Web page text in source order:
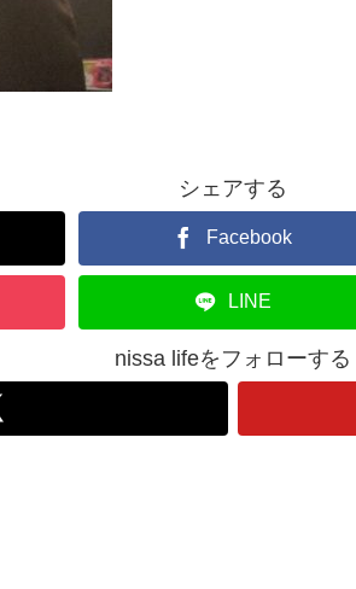
シェアする
Facebook
LINE
nissa lifeをフォローする